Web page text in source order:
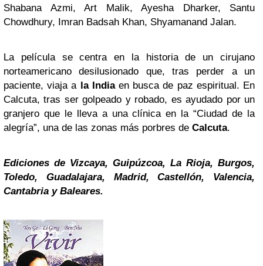
Shabana Azmi, Art Malik, Ayesha Dharker, Santu
Chowdhury, Imran Badsah Khan, Shyamanand Jalan.
La película se centra en la historia de un cirujano
norteamericano desilusionado que, tras perder a un
paciente, viaja a la Indiaen busca de paz espiritual. En
Calcuta, tras ser golpeado y robado, es ayudado por un
granjero que le lleva a una clínica en la “Ciudad de la
alegría”, una de las zonas más porbres de Calcuta.
Ediciones de Vizcaya, Guipúzcoa, La Rioja, Burgos,
Toledo, Guadalajara, Madrid, Castellón, Valencia,
Cantabria y Baleares.